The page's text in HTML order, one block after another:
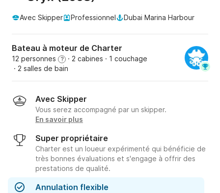
Avec Skipper Professionnel Dubai Marina Harbour
Bateau à moteur de Charter
12 personnes ? · 2 cabines · 1 couchage
· 2 salles de bain
Avec Skipper
Vous serez accompagné par un skipper.
En savoir plus
Super propriétaire
Charter est un loueur expérimenté qui bénéficie de
très bonnes évaluations et s'engage à offrir des
prestations de qualité.
Annulation flexible